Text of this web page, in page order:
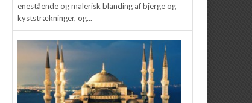
enestående og malerisk blanding af bjerge og
kyststrækninger, og...